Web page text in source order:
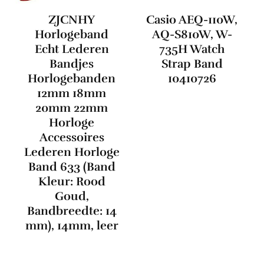
ZJCNHY
Horlogeband
Echt Lederen
Bandjes
Horlogebanden
12mm 18mm
20mm 22mm
Horloge
Accessoires
Lederen Horloge
Band 633 (Band
Kleur: Rood
Goud,
Bandbreedte: 14
mm), 14mm, leer
Casio AEQ-110W,
AQ-S810W, W-
735H Watch
Strap Band
10410726